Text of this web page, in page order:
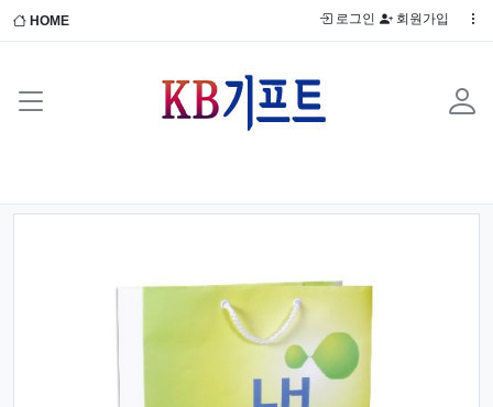
HOME 로그인 회원가입